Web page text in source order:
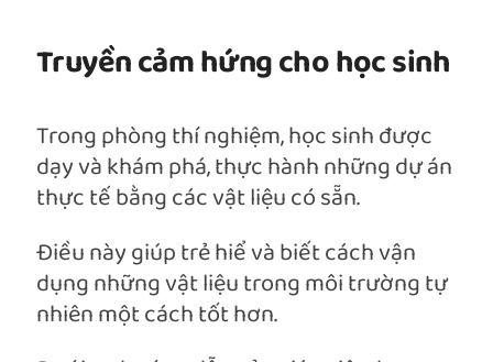
Truyền cảm hứng cho học sinh
Trong phòng thí nghiệm, học sinh được
dạy và khám phá, thực hành những dự án
thực tế bằng các vật liệu có sẵn.
Điều này giúp trẻ hiể và biết cách vận
dụng những vật liệu trong môi trường tự
nhiên một cách tốt hơn.